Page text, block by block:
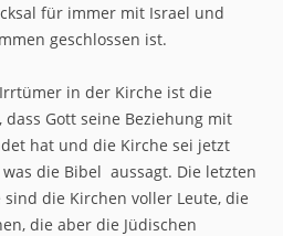
für immer mit Israel und
geschlossen ist.
in der Kirche ist die
dass Gott seine Beziehung mit
hat und die Kirche sei jetzt
was die Bibel aussagt. Die letzten
die Kirchen voller Leute, die
die aber die Jüdischen